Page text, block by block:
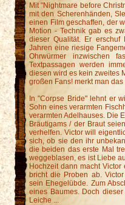
Mit "Nightmare before
mit den Scherenhänden,
einen Film geschaffen, der
Motion - Technik gab es
dieser Qualität. Er
Jahren eine riesige
Ohrwürmer inzwischen
Textpassagen werden
diesen wird es kein zweites
großen Fans! merkt man
In "Corpse Bride" lehnt er
Sohn eines verarmten
verarmten Adelhauses. Die
Bräutigams / der Braut
verhelfen. Victor will
sich, ob sie den ihr
die beiden das erste Mal
weggeblasen, es ist Liebe
Hochzeit dann macht
bricht die Proben ab.
sein Ehegelübde. Zum
eines Baumes. Doch
Leiche ...